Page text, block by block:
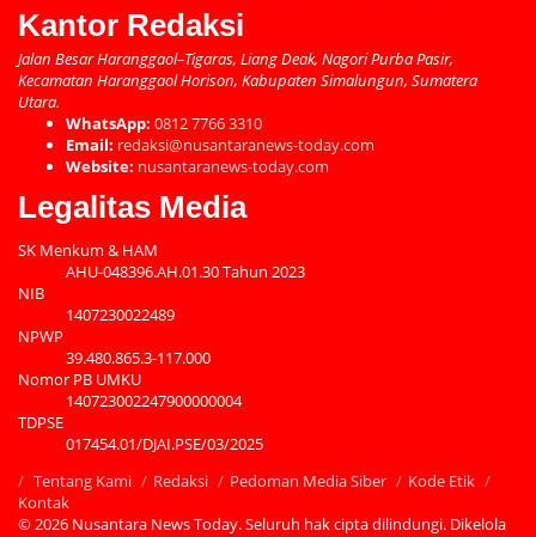
Kantor Redaksi
Jalan Besar Haranggaol–Tigaras, Liang Deak, Nagori Purba Pasir,
Kecamatan Haranggaol Horison, Kabupaten Simalungun, Sumatera
Utara.
WhatsApp: 0812 7766 3310
Email: redaksi@nusantaranews-today.com
Website: nusantaranews-today.com
Legalitas Media
SK Menkum & HAM
AHU-048396.AH.01.30 Tahun 2023
NIB
1407230022489
NPWP
39.480.865.3-117.000
Nomor PB UMKU
140723002247900000004
TDPSE
017454.01/DJAI.PSE/03/2025
Tentang Kami
Redaksi Pedoman Media Siber
Kode Etik
Kontak
© 2026 Nusantara News Today. Seluruh hak cipta dilindungi. Dikelola